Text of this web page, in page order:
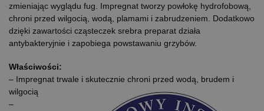
zmieniając wyglądu fug. Impregnat tworzy powłokę hydrofobową,
chroni przed wilgocią, wodą, plamami i zabrudzeniem. Dodatkowo
dzięki zawartości cząsteczek srebra preparat działa
antybakteryjnie i zapobiega powstawaniu grzybów.
Właściwości:
– Impregnat trwale i skutecznie chroni przed wodą, brudem i
wilgocią
–